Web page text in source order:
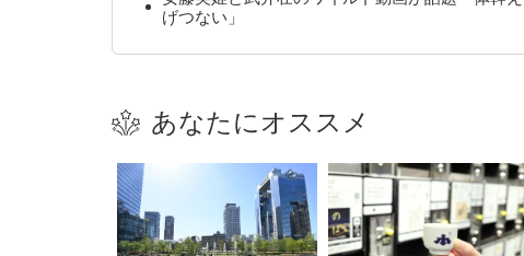
げつない」
あなたにオススメ